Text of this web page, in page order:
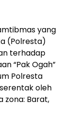
yang
(Polresta)
terhadap
“Pak Ogah”
Polresta
oleh
zona: Barat,